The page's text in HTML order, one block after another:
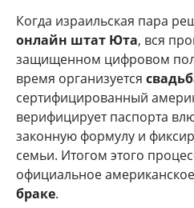
Когда израильская пара
онлайн штат Юта, вся
защищенном цифровом
время организуется
сертифицированный
верифицирует паспорта
законную формулу и
семьи. Итогом этого
официальное американское
браке.